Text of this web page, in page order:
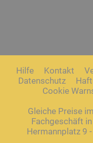
Hilfe Kontakt
Datenschutz
Cookie
Gleiche Preise
Fachgeschäft
Hermannplatz 9